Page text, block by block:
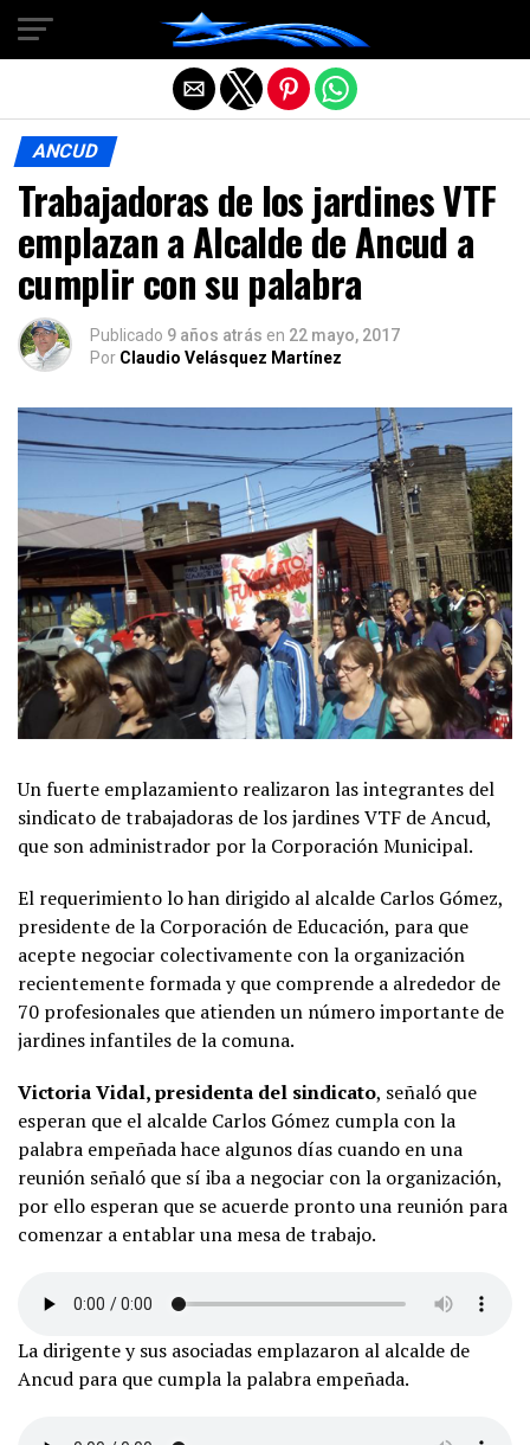
ANCUD
Trabajadoras de los jardines VTF
emplazan a Alcalde de Ancud a
cumplir con su palabra
Publicado 9 años atrás en 22 mayo, 2017
Por Claudio Velásquez Martínez
Un fuerte emplazamiento realizaron las integrantes del
sindicato de trabajadoras de los jardines VTF de Ancud,
que son administrador por la Corporación Municipal.
El requerimiento lo han dirigido al alcalde Carlos Gómez,
presidente de la Corporación de Educación, para que
acepte negociar colectivamente con la organización
recientemente formada y que comprende a alrededor de
70 profesionales que atienden un número importante de
jardines infantiles de la comuna.
Victoria Vidal, presidenta del sindicato, señaló que
esperan que el alcalde Carlos Gómez cumpla con la
palabra empeñada hace algunos días cuando en una
reunión señaló que sí iba a negociar con la organización,
por ello esperan que se acuerde pronto una reunión para
comenzar a entablar una mesa de trabajo.
La dirigente y sus asociadas emplazaron al alcalde de
Ancud para que cumpla la palabra empeñada.
Salir de la versión móvil